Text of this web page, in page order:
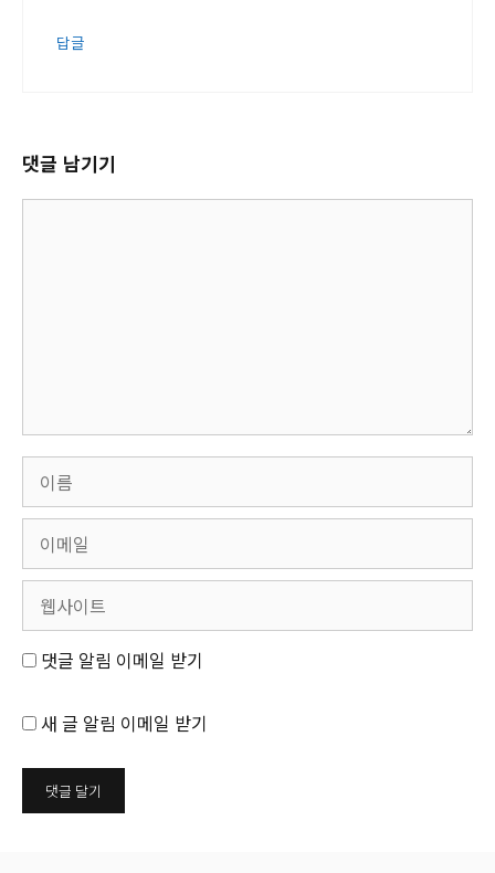
답글
댓글 남기기
댓글 알림 이메일 받기
새 글 알림 이메일 받기